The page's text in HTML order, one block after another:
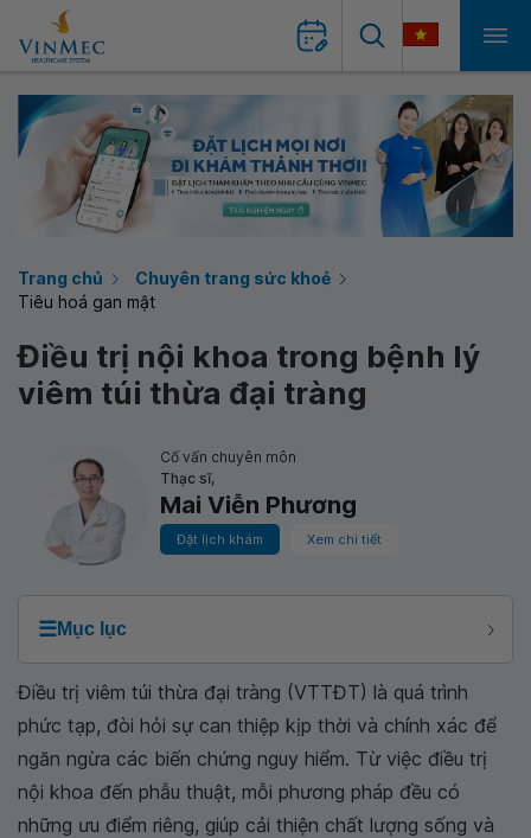
Trang chủ
Chuyên trang sức khoẻ
Tiêu hoá gan mật
Điều trị nội khoa trong bệnh lý
viêm túi thừa đại tràng
Cố vấn chuyên môn
Thạc sĩ,
Mai Viễn Phương
Đặt lịch khám Xem chi tiết
☰Mục lục
Điều trị viêm túi thừa đại tràng (VTTĐT) là quá trình
phức tạp, đòi hỏi sự can thiệp kịp thời và chính xác để
ngăn ngừa các biến chứng nguy hiểm. Từ việc điều trị
nội khoa đến phẫu thuật, mỗi phương pháp đều có
những ưu điểm riêng, giúp cải thiện chất lượng sống và